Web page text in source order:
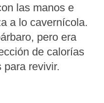
las manos e
a lo cavernícola.
pero era
de calorías
para revivir.